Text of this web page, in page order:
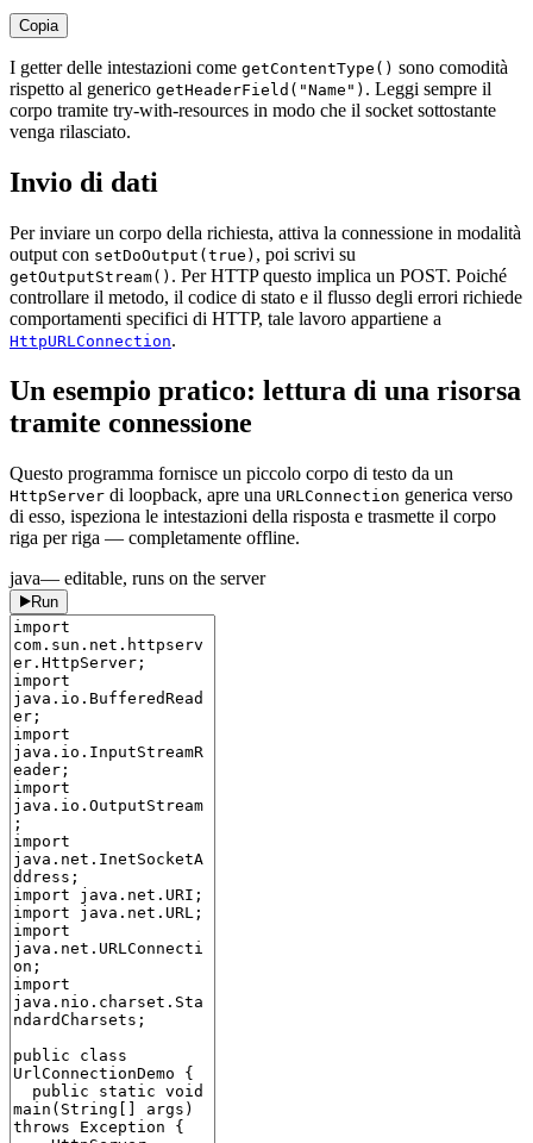
Copia
I getter delle intestazioni come getContentType() sono comodità
rispetto al generico getHeaderField("Name") . Leggi sempre il
corpo tramite try-with-resources in modo che il socket sottostante
venga rilasciato.
Invio di dati
Per inviare un corpo della richiesta, attiva la connessione in modalità
output con setDoOutput(true) , poi scrivi su
getOutputStream() . Per HTTP questo implica un POST. Poiché
controllare il metodo, il codice di stato e il flusso degli errori richiede
comportamenti specifici di HTTP, tale lavoro appartiene a
HttpURLConnection.
Un esempio pratico: lettura di una risorsa
tramite connessione
Questo programma fornisce un piccolo corpo di testo da un
HttpServer di loopback, apre una URLConnection generica verso
di esso, ispeziona le intestazioni della risposta e trasmette il corpo
riga per riga — completamente offline.
java— editable, runs on the server
Run